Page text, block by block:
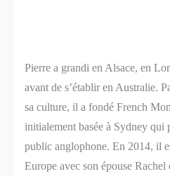
Pierre a grandi en Alsace, en
avant de s’établir en Australie.
sa culture, il a fondé French
initialement basée à Sydney qui
public anglophone. En 2014, il
Europe avec son épouse